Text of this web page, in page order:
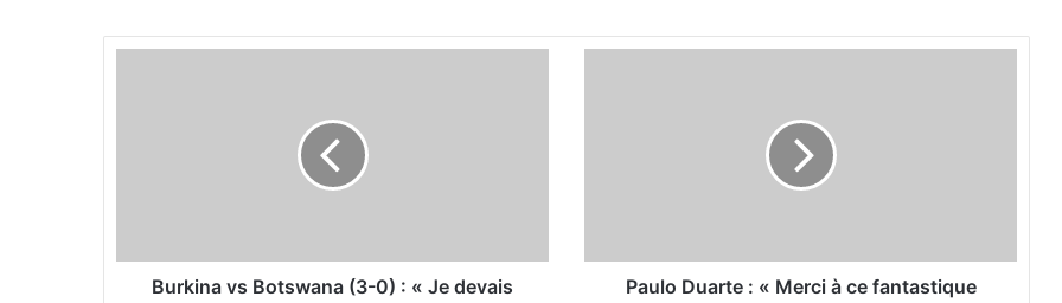
s
Burkina vs Botswana (3-0) : « Je devais
r
Paulo Duarte : « Merci à ce fantastique